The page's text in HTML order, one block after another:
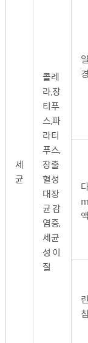
세
균
콜레
라,장
티푸
스,파
라티
푸스,
장출
혈성
대장
균 감
염증,
세균
성 이
질